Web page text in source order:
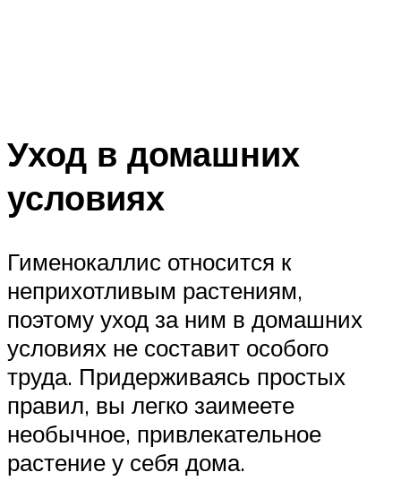
Уход в домашних
условиях
Гименокаллис относится к
неприхотливым растениям,
поэтому уход за ним в домашних
условиях не составит особого
труда. Придерживаясь простых
правил, вы легко заимеете
необычное, привлекательное
растение у себя дома.